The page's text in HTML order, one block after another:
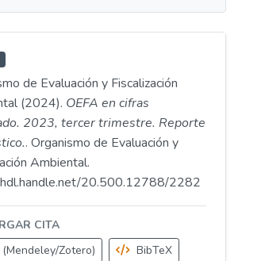
de Evaluación y Fiscalización
(2024). OEFA en cifras
2023, tercer trimestre. Reporte
. Organismo de Evaluación y
Ambiental.
20.500.12788/2282
CITA
(Mendeley/Zotero)
BibTeX